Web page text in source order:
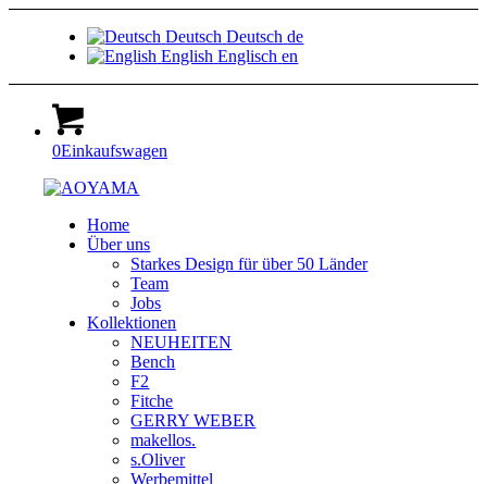
Deutsch Deutsch de
English Englisch en
0Einkaufswagen
Home
Über uns
Starkes Design für über 50 Länder
Team
Jobs
Kollektionen
NEUHEITEN
Bench
F2
Fitche
GERRY WEBER
makellos.
s.Oliver
Werbemittel